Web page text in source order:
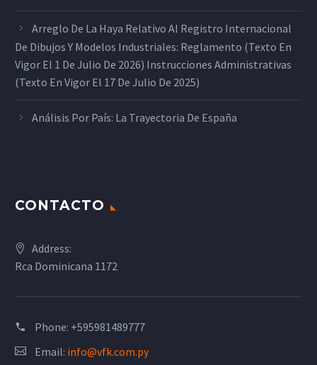
Arreglo De La Haya Relativo Al Registro Internacional
De Dibujos Y Modelos Industriales: Reglamento (texto En
Vigor El 1 De Julio De 2026) Instrucciones Administrativas
(texto En Vigor El 17 De Julio De 2025)
Análisis Por País: La Trayectoria De España
CONTACTO
Address:
Rca Dominicana 1172
Phone: +595981489777
Email: info@vfk.com.py